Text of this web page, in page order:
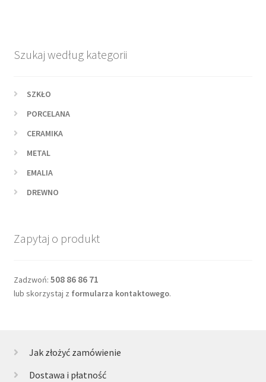
Szukaj według kategorii
SZKŁO
PORCELANA
CERAMIKA
METAL
EMALIA
DREWNO
Zapytaj o produkt
Zadzwoń: 508 86 86 71
lub skorzystaj z formularza kontaktowego.
Jak złożyć zamówienie
Dostawa i płatność